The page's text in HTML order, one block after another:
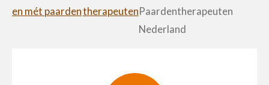
en mét paardentherapeuten Paardentherapeuten
Nederland